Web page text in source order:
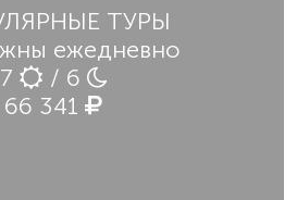
ТУРЫ
ежедневно
7
/ 6
66 341